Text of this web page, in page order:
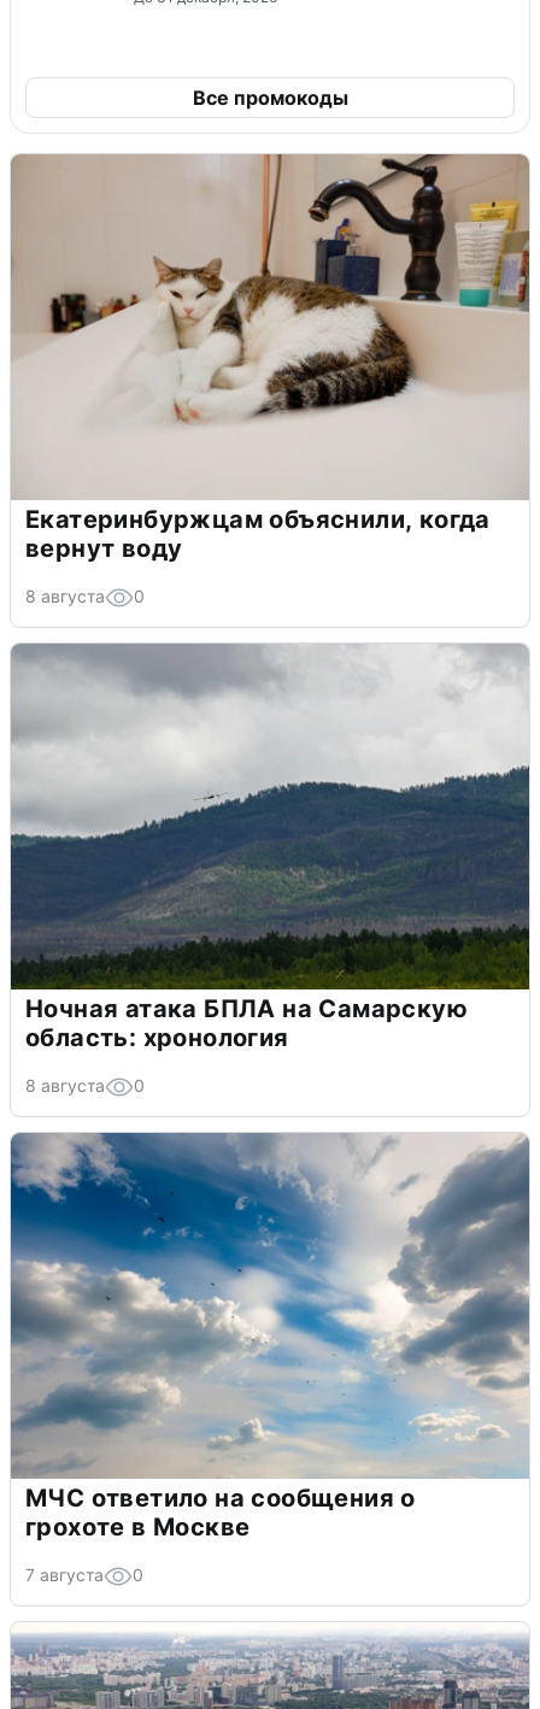
Все промокоды
Екатеринбуржцам объяснили, когда
вернут воду
8 августа 0
Ночная атака БПЛА на Самарскую
область: хронология
8 августа 0
МЧС ответило на сообщения о
грохоте в Москве
7 августа 0